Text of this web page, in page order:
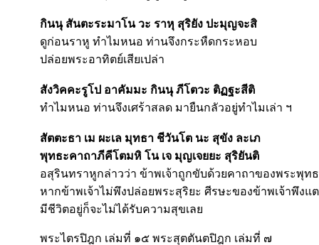
กินนุ สันตะระมาโน วะ ราหุ สุริยัง ปะมุญจะสิ
ดูก่อนราหู ทำไมหนอ ท่านจึงกระหืดกระหอบ
ปล่อยพระอาทิตย์เสียเปล่า
สังวิคคะรูโป อาคัมมะ กินนุ ภีโตวะ ติฏฐะสีติ
ทำไมหนอ ท่านจึงเศร้าสลด มายืนกลัวอยู่ทำไมเล่า ฯ
สัตตะธา เม ผะเล มุทธา ชีวันโต นะ สุขัง ละเภ
พุทธะคาถาภีคีโตมหิ โน เจ มุญเจยยะ สุริยันติ
อสุรินทราหูกล่าวว่า ข้าพเจ้าถูกขับด้วยคาถาของพระพุทธ
หากข้าพเจ้าไม่พึงปล่อยพระสุริยะ ศีรษะของข้าพเจ้าพึงแต
มีชีวิตอยู่ก็จะไม่ได้รับความสุขเลย
พระไตรปิฎก เล่มที่ ๑๕ พระสุตตันตปิฎก เล่มที่ ๗